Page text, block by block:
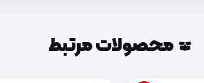
محصولات مرتبط